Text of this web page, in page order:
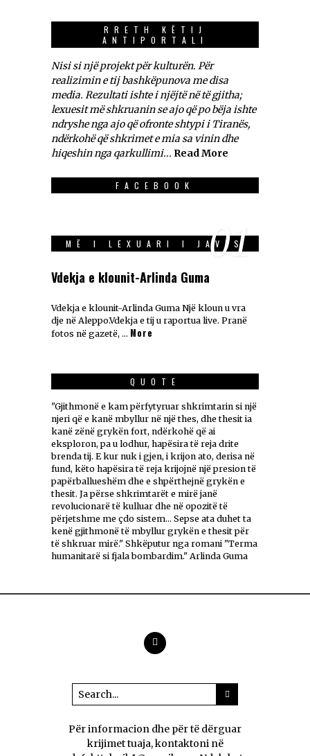
RRETH KËTIJ
ANTIPORTALI
Nisi si një projekt për kulturën. Për
realizimin e tij bashkëpunova me disa
media. Rezultati ishte i njëjtë në të gjitha;
lexuesit më shkruanin se ajo që po bëja ishte
ndryshe nga ajo që ofronte shtypi i Tiranës,
ndërkohë që shkrimet e mia sa vinin dhe
hiqeshin nga qarkullimi... Read More
FACEBOOK
MË I LEXUARI I JAVES
01
Vdekja e klounit-Arlinda Guma
Vdekja e klounit-Arlinda Guma Një kloun u vra
dje në Aleppo.Vdekja e tij u raportua live. Pranë
fotos në gazetë, … More
QUOTE
"Gjithmonë e kam përfytyruar shkrimtarin si një
njeri që e kanë mbyllur në një thes, dhe thesit ia
kanë zënë grykën fort, ndërkohë që ai
eksploron, pa u lodhur, hapësira të reja drite
brenda tij. E kur nuk i gjen, i krijon ato, derisa në
fund, këto hapësira të reja krijojnë një presion të
papërballueshëm dhe e shpërthejnë grykën e
thesit. Ja përse shkrimtarët e mirë janë
revolucionarë të kulluar dhe në opozitë të
përjetshme me çdo sistem... Sepse ata duhet ta
kenë gjithmonë të mbyllur grykën e thesit për
të shkruar mirë." Shkëputur nga romani "Terma
humanitarë si fjala bombardim." Arlinda Guma
Për informacion dhe për të dërguar
krijimet tuaja, kontaktoni në